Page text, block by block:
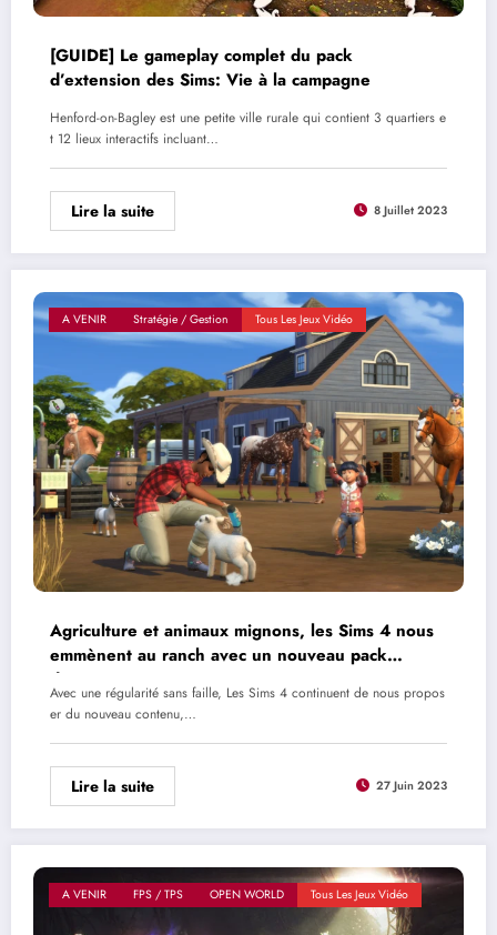
[GUIDE] Le gameplay complet du pack
d’extension des Sims: Vie à la campagne
Henford-on-Bagley est une petite ville rurale qui contient 3 quartiers e
t 12 lieux interactifs incluant…
Lire la suite 8 Juillet 2023
A VENIR Stratégie / Gestion Tous Les Jeux Vidéo
Agriculture et animaux mignons, les Sims 4 nous
emmènent au ranch avec un nouveau pack
d’extension
Avec une régularité sans faille, Les Sims 4 continuent de nous propos
er du nouveau contenu,…
Lire la suite 27 Juin 2023
A VENIR FPS / TPS OPEN WORLD Tous Les Jeux Vidéo